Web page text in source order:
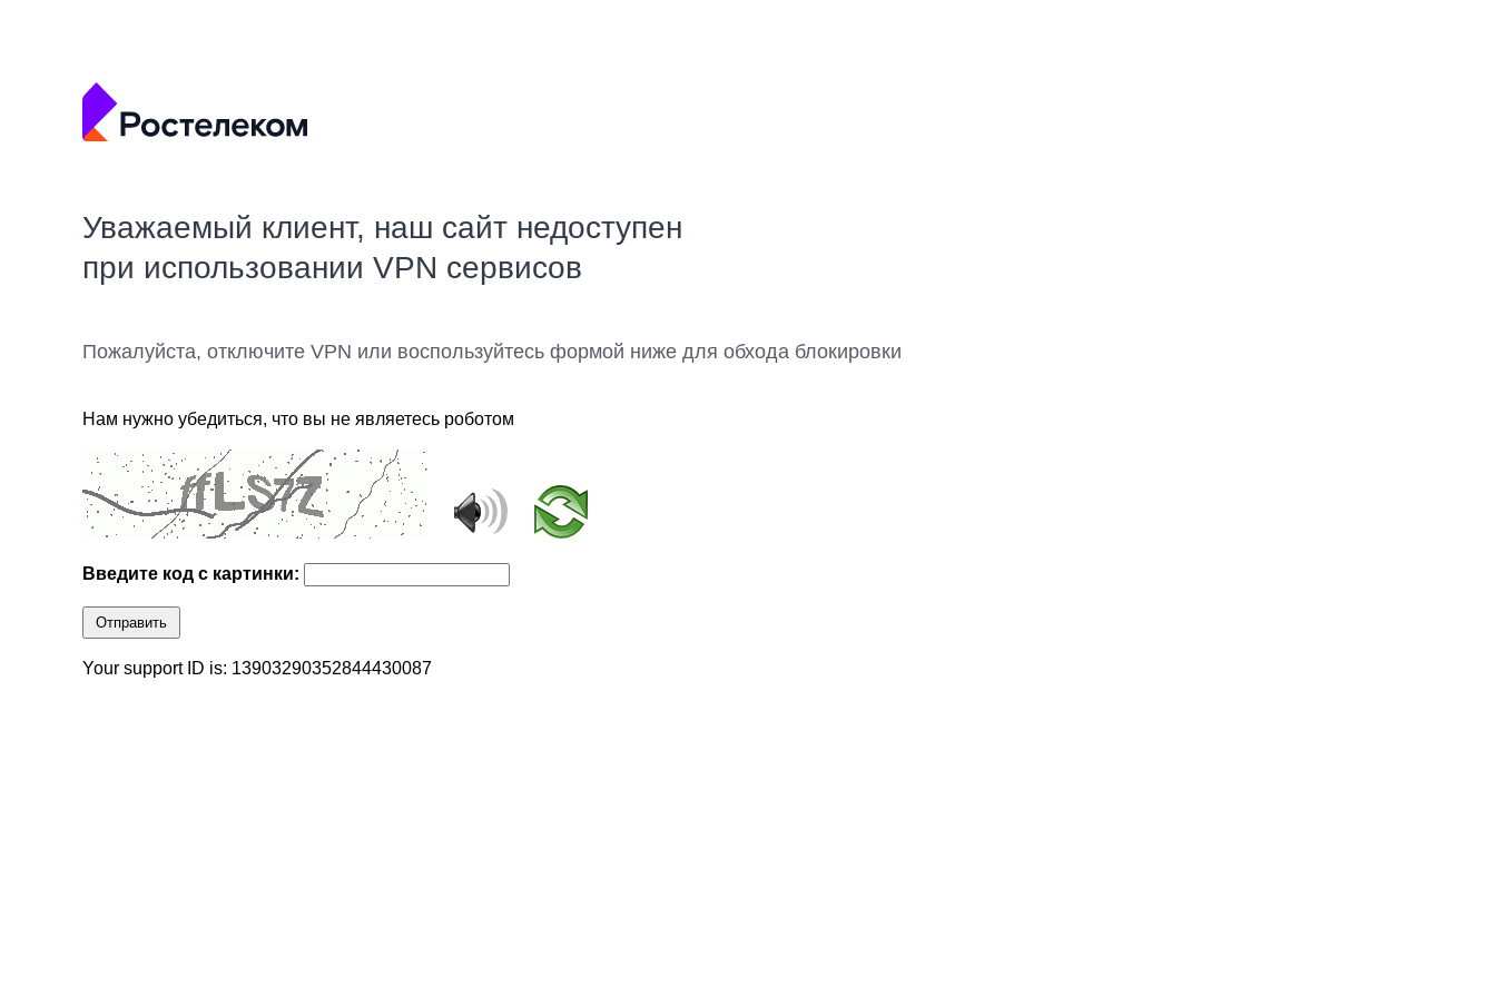
Уважаемый клиент, наш сайт недоступен
при использовании VPN сервисов
Пожалуйста, отключите VPN или воспользуйтесь формой ниже для обхода блокировки
Нам нужно убедиться, что вы не являетесь роботом
Введите код с картинки:
Отправить
Your support ID is: 13903290352844430087